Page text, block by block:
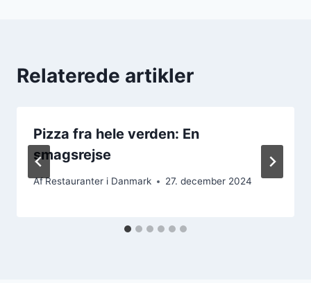
Relaterede artikler
Pizza fra hele verden: En
smagsrejse
AfRestauranter i Danmark 27. december 2024